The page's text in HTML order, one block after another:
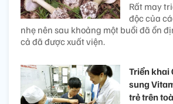
Rất may
độc của
nhẹ nên sau khoảng một buổi đã ổn
cả đã được xuất viện.
Triển khai
sung
trẻ trên